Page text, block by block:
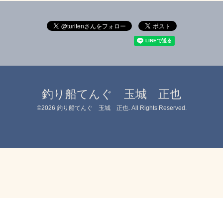
釣り船てんぐ 玉城 正也
©2026 釣り船てんぐ 玉城 正也. All Rights Reserved.